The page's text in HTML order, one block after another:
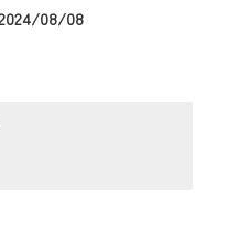
08/08
住まいの地域
然。
ザから、いつ